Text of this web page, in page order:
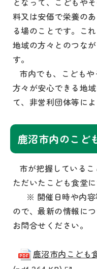
料又は安価で栄養の
る場のことです。こ
地域の方々とのつな
す。
市内でも、こども
方々が安心できる地
て、非営利団体等に
鹿沼市内のこど
市が把握している
ただいたこども食堂
※ 開催日時や内容
ので、最新の情報に
お問合せください。
鹿沼市内こども